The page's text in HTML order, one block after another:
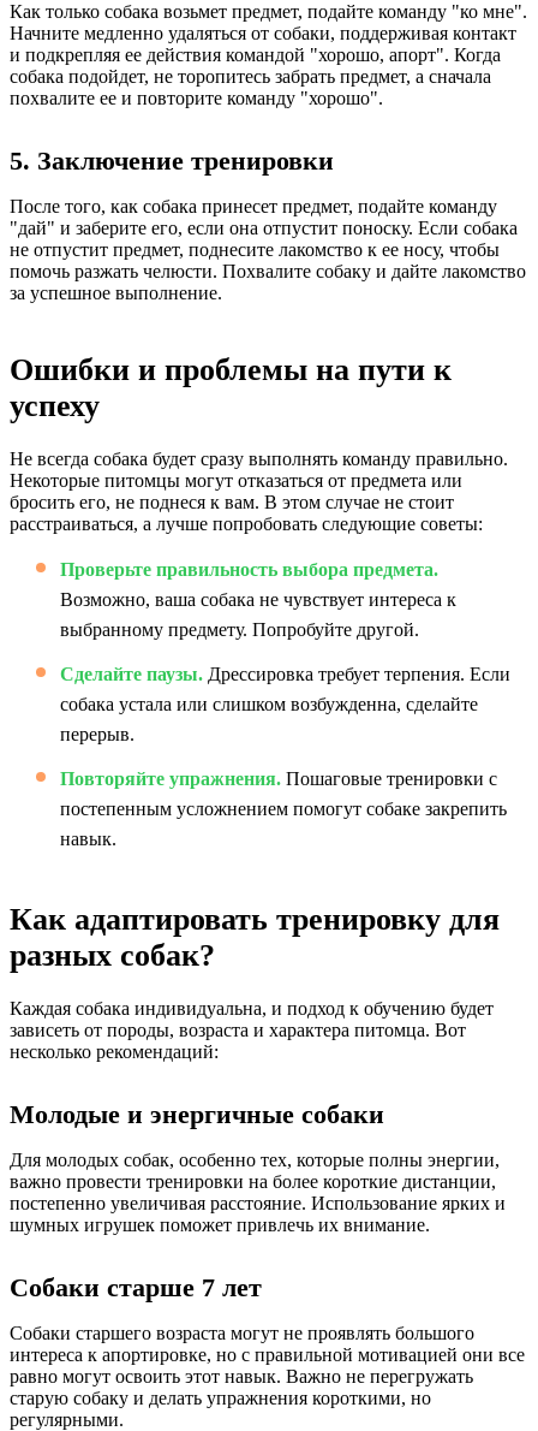
Как только собака возьмет предмет, подайте команду "ко мне".
Начните медленно удаляться от собаки, поддерживая контакт
и подкрепляя ее действия командой "хорошо, апорт". Когда
собака подойдет, не торопитесь забрать предмет, а сначала
похвалите ее и повторите команду "хорошо".
5. Заключение тренировки
После того, как собака принесет предмет, подайте команду
"дай" и заберите его, если она отпустит поноску. Если собака
не отпустит предмет, поднесите лакомство к ее носу, чтобы
помочь разжать челюсти. Похвалите собаку и дайте лакомство
за успешное выполнение.
Ошибки и проблемы на пути к
успеху
Не всегда собака будет сразу выполнять команду правильно.
Некоторые питомцы могут отказаться от предмета или
бросить его, не поднеся к вам. В этом случае не стоит
расстраиваться, а лучше попробовать следующие советы:
Проверьте правильность выбора предмета.
Возможно, ваша собака не чувствует интереса к
выбранному предмету. Попробуйте другой.
Сделайте паузы. Дрессировка требует терпения. Если
собака устала или слишком возбужденна, сделайте
перерыв.
Повторяйте упражнения. Пошаговые тренировки с
постепенным усложнением помогут собаке закрепить
навык.
Как адаптировать тренировку для
разных собак?
Каждая собака индивидуальна, и подход к обучению будет
зависеть от породы, возраста и характера питомца. Вот
несколько рекомендаций:
Молодые и энергичные собаки
Для молодых собак, особенно тех, которые полны энергии,
важно провести тренировки на более короткие дистанции,
постепенно увеличивая расстояние. Использование ярких и
шумных игрушек поможет привлечь их внимание.
Собаки старше 7 лет
Собаки старшего возраста могут не проявлять большого
интереса к апортировке, но с правильной мотивацией они все
равно могут освоить этот навык. Важно не перегружать
старую собаку и делать упражнения короткими, но
регулярными.